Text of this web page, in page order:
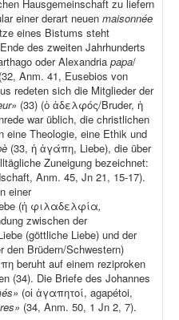
Hausgemeinschaft zu liefern
einer derart neuen maisonnée
eines Bistums steht
des zweiten Jahrhunderts
oder Alexandria papa/
Anm. 41, Eusebios von
redeten sich die Mitglieder der
(33) (ὁ ἀδελφός/Bruder, ἡ
war üblich, die christlichen
eine Theologie, eine Ethik und
(33, ἡ ἀγάπη, Liebe), die über
Zuneigung bezeichnet:
Anm. 45, Jn 21, 15-17).
einer
(ἡ φιλαδελφία,
zwischen der
(göttliche Liebe) und der
den Brüdern/Schwestern)
beruht auf einem reziproken
(34). Die Briefe des Johannes
(οἱ ἀγαπητοί, agapétoi,
(34, Anm. 50, 1 Jn 2, 7).